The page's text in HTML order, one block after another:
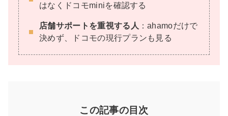
はなくドコモminiを確認する
店舗サポートを重視する人 ：ahamoだけで
決めず、ドコモの現行プランも見る
この記事の目次